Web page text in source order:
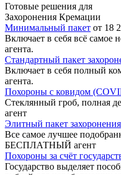
Готовые решения для
Захоронения Кремации
Минимальный пакет от 18
Включает в себя всё самое
агента.
Стандартный пакет
Включает в себя полный
агента.
Похороны с ковидом
Стеклянный гроб,
агент
Элитный пакет захоронения
Все самое лучшее
БЕСПЛАТНЫЙ агент
Похороны за счёт
Государство выделяет